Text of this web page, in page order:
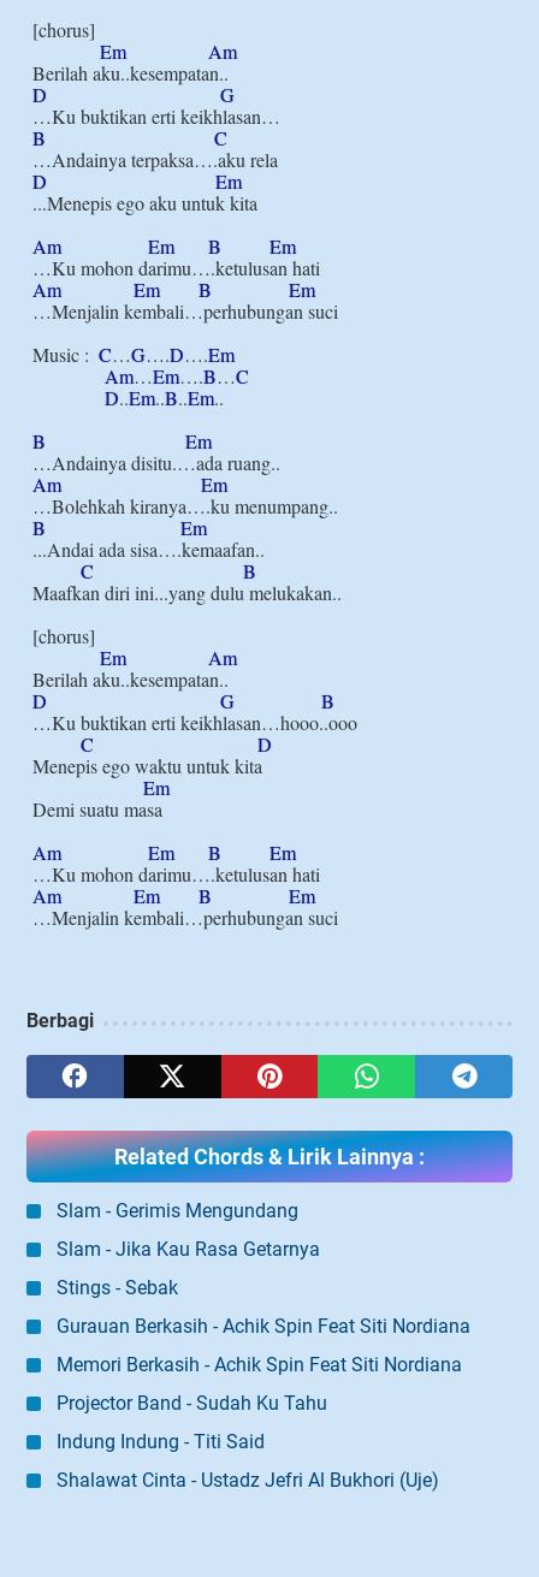
[chorus]
Em
Am
D
G
B
C
D
Em
...Menepis ego aku untuk kita
Am
Em B
Em
Am
Em B
Em
…Menjalin kembali…perhubungan suci
Music : C…G….D….Em
Am…Em….B…C
D..Em..B..Em..
B
Em
Am
Em
B
Em
...Andai ada sisa….kemaafan..
C
B
Maafkan diri ini...yang dulu melukakan..
[chorus]
Em
Am
D
G
B
…Ku buktikan erti keikhlasan…hooo..ooo
C
D
Menepis ego waktu untuk kita
Em
Demi suatu masa
Am
Em B
Em
Am
Em B
Em
Berbagi
Related Chords & Lirik Lainnya :
Slam - Gerimis Mengundang
Slam - Jika Kau Rasa Getarnya
Stings - Sebak
Gurauan Berkasih - Achik Spin Feat Siti Nordiana
Memori Berkasih - Achik Spin Feat Siti Nordiana
Projector Band - Sudah Ku Tahu
Indung Indung - Titi Said
Shalawat Cinta - Ustadz Jefri Al Bukhori (Uje)